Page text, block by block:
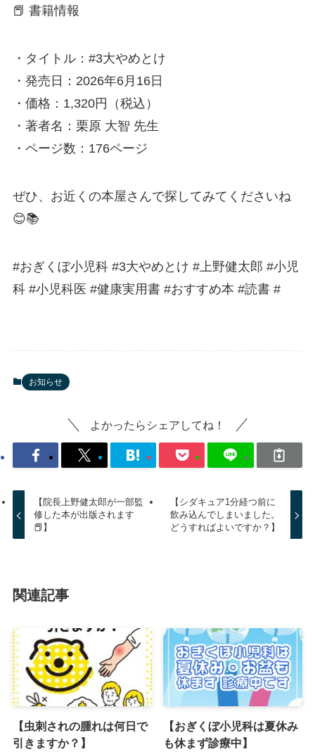
📕 書籍情報
・タイトル：#3大やめとけ
・発売日：2026年6月16日
・価格：1,320円（税込）
・著者名：栗原 大智 先生
・ページ数：176ページ
ぜひ、お近くの本屋さんで探してみてくださいね
😊📚
#おぎくぼ小児科 #3大やめとけ #上野健太郎 #小児
科 #小児科医 #健康実用書 #おすすめ本 #読書 #
お知らせ
よかったらシェアしてね！
【院長上野健太郎が一部監
修した本が出版されます
📕】
【シダキュア1分経つ前に
飲み込んでしまいました。
どうすればよいですか？】
関連記事
【虫刺されの腫れは何日で
引きますか？】
【おぎくぼ小児科は夏休み
も休まず診療中】